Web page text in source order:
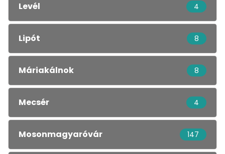
Levél 4
Lipót 8
Máriakálnok 8
Mecsér 4
Mosonmagyaróvár 147